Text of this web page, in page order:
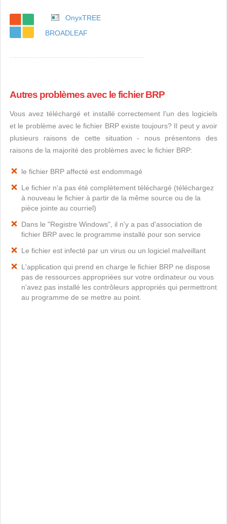
OnyxTREE
BROADLEAF
Autres problèmes avec le fichier BRP
Vous avez téléchargé et installé correctement l'un des logiciels
et le problème avec le fichier BRP existe toujours? Il peut y avoir
plusieurs raisons de cette situation - nous présentons des
raisons de la majorité des problèmes avec le fichier BRP:
le fichier BRP affecté est endommagé
Le fichier n'a pas été complètement téléchargé (téléchargez
à nouveau le fichier à partir de la même source ou de la
pièce jointe au courriel)
Dans le "Registre Windows", il n'y a pas d'association de
fichier BRP avec le programme installé pour son service
Le fichier est infecté par un virus ou un logiciel malveillant
L'application qui prend en charge le fichier BRP ne dispose
pas de ressources appropriées sur votre ordinateur ou vous
n'avez pas installé les contrôleurs appropriés qui permettront
au programme de se mettre au point.